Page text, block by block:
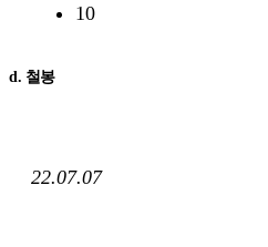
10
d. 철봉
22.07.07